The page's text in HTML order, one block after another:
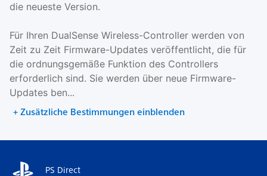
die neueste Version.
Für Ihren DualSense Wireless-Controller werden von
Zeit zu Zeit Firmware-Updates veröffentlicht, die für
die ordnungsgemäße Funktion des Controllers
erforderlich sind. Sie werden über neue Firmware-
Updates ben...
+ Zusätzliche Bestimmungen einblenden
PS Direct